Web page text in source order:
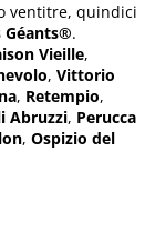
ventitre, quindici
Géants®.
Vieille,
,Vittorio
, Retempio,
Abruzzi, Perucca
,Ospizio del